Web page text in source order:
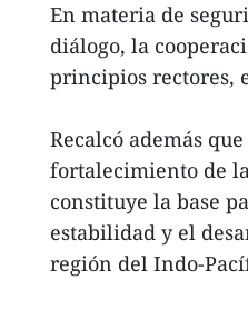
En materia de
diálogo, la
principios rectores,
Recalcó además
fortalecimiento de
constituye la base
estabilidad y el
región del Indo-